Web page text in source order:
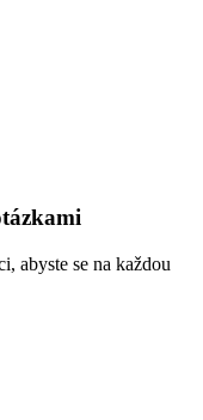
abyste se na každou